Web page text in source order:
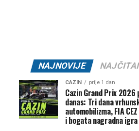
NAJNOVIJE
CAZIN prije 1 dan
Cazin Grand Prix 2026
danas: Tri dana
automobilizma, FIA
i bogata nagradna igra